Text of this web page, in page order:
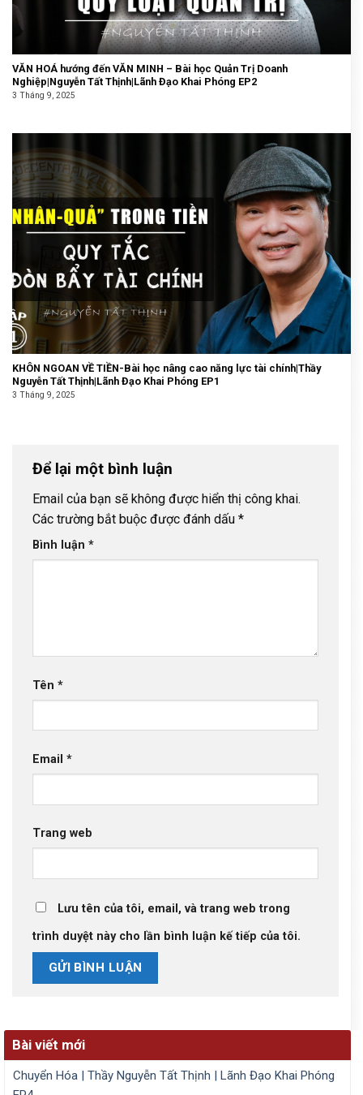
VĂN HOÁ hướng đến VĂN MINH – Bài học Quản Trị Doanh
Nghiệp|Nguyễn Tất Thịnh|Lãnh Đạo Khai Phóng EP2
3 Tháng 9, 2025
KHÔN NGOAN VỀ TIỀN-Bài học nâng cao năng lực tài chính|Thầy
Nguyễn Tất Thịnh|Lãnh Đạo Khai Phóng EP1
3 Tháng 9, 2025
Để lại một bình luận
Email của bạn sẽ không được hiển thị công khai.
Các trường bắt buộc được đánh dấu *
Bình luận *
Tên *
Email *
Trang web
Lưu tên của tôi, email, và trang web trong
trình duyệt này cho lần bình luận kế tiếp của tôi.
Bài viết mới
Chuyển Hóa | Thầy Nguyễn Tất Thịnh | Lãnh Đạo Khai Phóng